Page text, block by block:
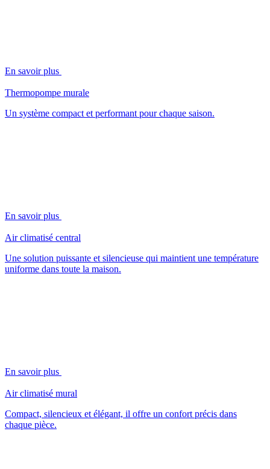
En savoir plus
Thermopompe murale
Un système compact et performant pour chaque saison.
En savoir plus
Air climatisé central
Une solution puissante et silencieuse qui maintient une température
uniforme dans toute la maison.
En savoir plus
Air climatisé mural
Compact, silencieux et élégant, il offre un confort précis dans
chaque pièce.